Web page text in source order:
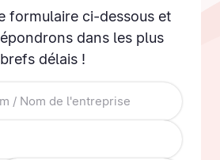
formulaire ci-dessous et
dans les plus
brefs délais !